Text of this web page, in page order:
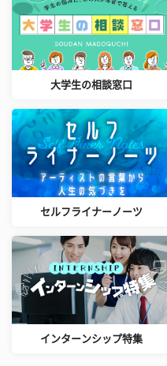
大学生の相談窓口
セルフライナーノーツ
インターンシップ特集